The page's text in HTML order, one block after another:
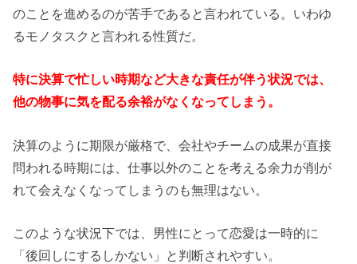
のことを進めるのが苦手であると言われている。いわゆ
るモノタスクと言われる性質だ。
特に決算で忙しい時期など大きな責任が伴う状況では、
他の物事に気を配る余裕がなくなってしまう。
決算のように期限が厳格で、会社やチームの成果が直接
問われる時期には、仕事以外のことを考える余力が削が
れて会えなくなってしまうのも無理はない。
このような状況下では、男性にとって恋愛は一時的に
「後回しにするしかない」と判断されやすい。